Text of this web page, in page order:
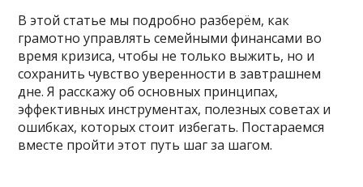
В этой статье мы подробно разберём, как
грамотно управлять семейными финансами во
время кризиса, чтобы не только выжить, но и
сохранить чувство уверенности в завтрашнем
дне. Я расскажу об основных принципах,
эффективных инструментах, полезных советах и
ошибках, которых стоит избегать. Постараемся
вместе пройти этот путь шаг за шагом.